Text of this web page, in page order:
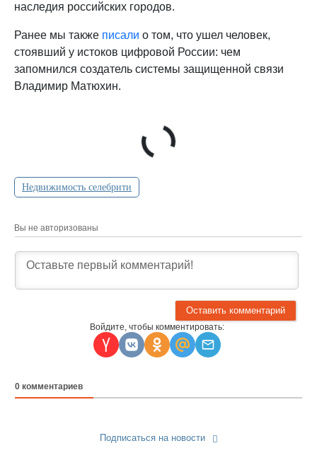
наследия российских городов.
Ранее мы также писали о том, что ушел человек,
стоявший у истоков цифровой России: чем
запомнился создатель системы защищенной связи
Владимир Матюхин.
Недвижимость селебрити
Вы не авторизованы
Войдите, чтобы комментировать:
0 комментариев
Подписаться на новости